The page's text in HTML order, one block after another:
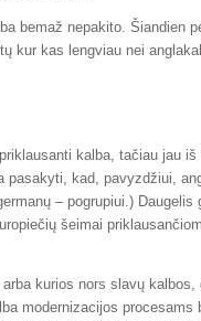
bemaž nepakito. Šiandien
kur kas lengviau nei
kalba, tačiau jau iš
pasakyti, kad, pavyzdžiui,
– pogrupiui.) Daugelis
šeimai
kurios nors slavų kalbos,
modernizacijos procesams